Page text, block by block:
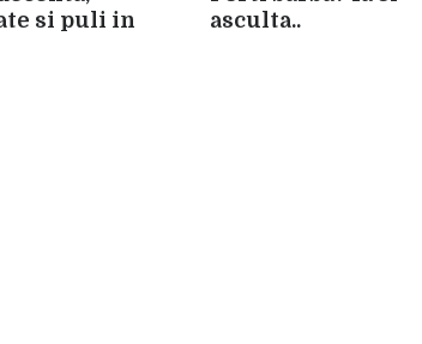
si puli in
asculta..